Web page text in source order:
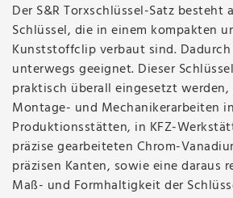
Der S&R Torxschlüssel-Satz besteht
Schlüssel, die in einem kompakten
Kunststoffclip verbaut sind.
unterwegs geeignet. Dieser
praktisch überall eingesetzt
Montage- und Mechanikerarbeiten in
Produktionsstätten, in KFZ-
präzise gearbeiteten Chrom-
präzisen Kanten, sowie eine daraus
Maß- und Formhaltigkeit der